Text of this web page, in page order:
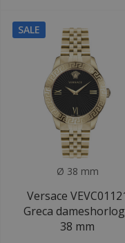
SALE
Ø 38 mm
Versace
Greca
38 mm